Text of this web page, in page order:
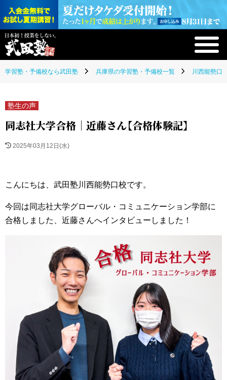
学習塾・予備校なら武田塾 兵庫県の学習塾・予備校一覧 川西能勢口
塾生の声
同志社大学合格｜近藤さん【合格体験記】
2025年03月12日(水)
こんにちは、武田塾川西能勢口校です。
今回は同志社大学グローバル・コミュニケーション学部に
合格しました、近藤さんへインタビューしました！